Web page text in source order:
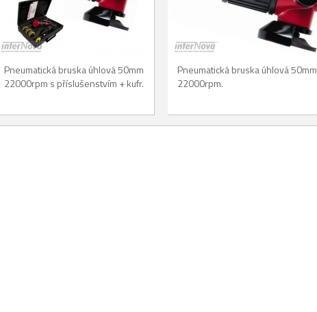
Pneumatická bruska úhlová 50mm
22000rpm s příslušenstvím + kufr.
Pneumatická bruska úhlová 50mm
22000rpm.